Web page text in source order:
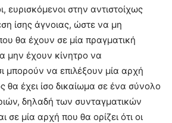
ευρισκόμενοι στην αντιστοίχως
ίσης άγνοιας, ώστε να μη
θα έχουν σε μία πραγματική
μην έχουν κίνητρο να
μπορούν να επιλέξουν μία αρχή
έχει ίσο δικαίωμα σε ένα σύνολο
δηλαδή των συνταγματικών
σε μία αρχή που θα ορίζει ότι οι